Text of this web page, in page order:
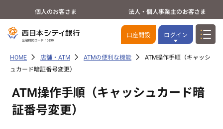
個人のお客さま 法人・個人事業主のお客さま
口座開設 ログイン
HOME 店舗・ATM ATMの便利な機能
ATM操作手順（キャッシ
ュカード暗証番号変更）
ATM操作手順（キャッシュカード暗
証番号変更）